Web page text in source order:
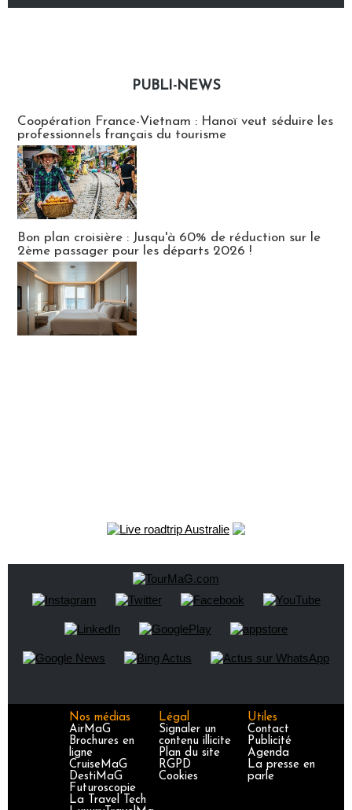
PUBLI-NEWS
Coopération France-Vietnam : Hanoï veut séduire les
professionnels français du tourisme
Bon plan croisière : Jusqu'à 60% de réduction sur le
2ème passager pour les départs 2026 !
Nos médias
AirMaG
Brochures en
ligne
CruiseMaG
DestiMaG
Futuroscopie
La Travel Tech
Légal
Signaler un
contenu illicite
Plan du site
RGPD
Cookies
Utiles
Contact
Publicité
Agenda
La presse en
parle